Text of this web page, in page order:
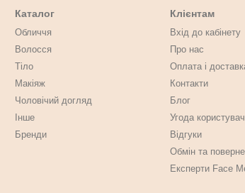
Каталог
Обличчя
Волосся
Тіло
Макіяж
Чоловічий догляд
Інше
Бренди
Клієнтам
Вхід до кабінету
Про нас
Оплата і
Контакти
Блог
Угода
Відгуки
Обмін та
Експерти Face